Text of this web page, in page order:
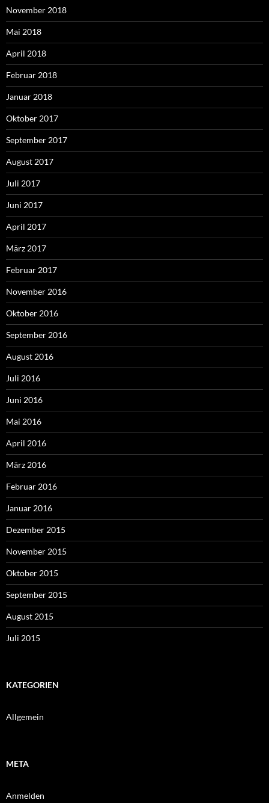
November 2018
Mai 2018
April 2018
Februar 2018
Januar 2018
Oktober 2017
September 2017
August 2017
Juli 2017
Juni 2017
April 2017
März 2017
Februar 2017
November 2016
Oktober 2016
September 2016
August 2016
Juli 2016
Juni 2016
Mai 2016
April 2016
März 2016
Februar 2016
Januar 2016
Dezember 2015
November 2015
Oktober 2015
September 2015
August 2015
Juli 2015
KATEGORIEN
Allgemein
META
Anmelden